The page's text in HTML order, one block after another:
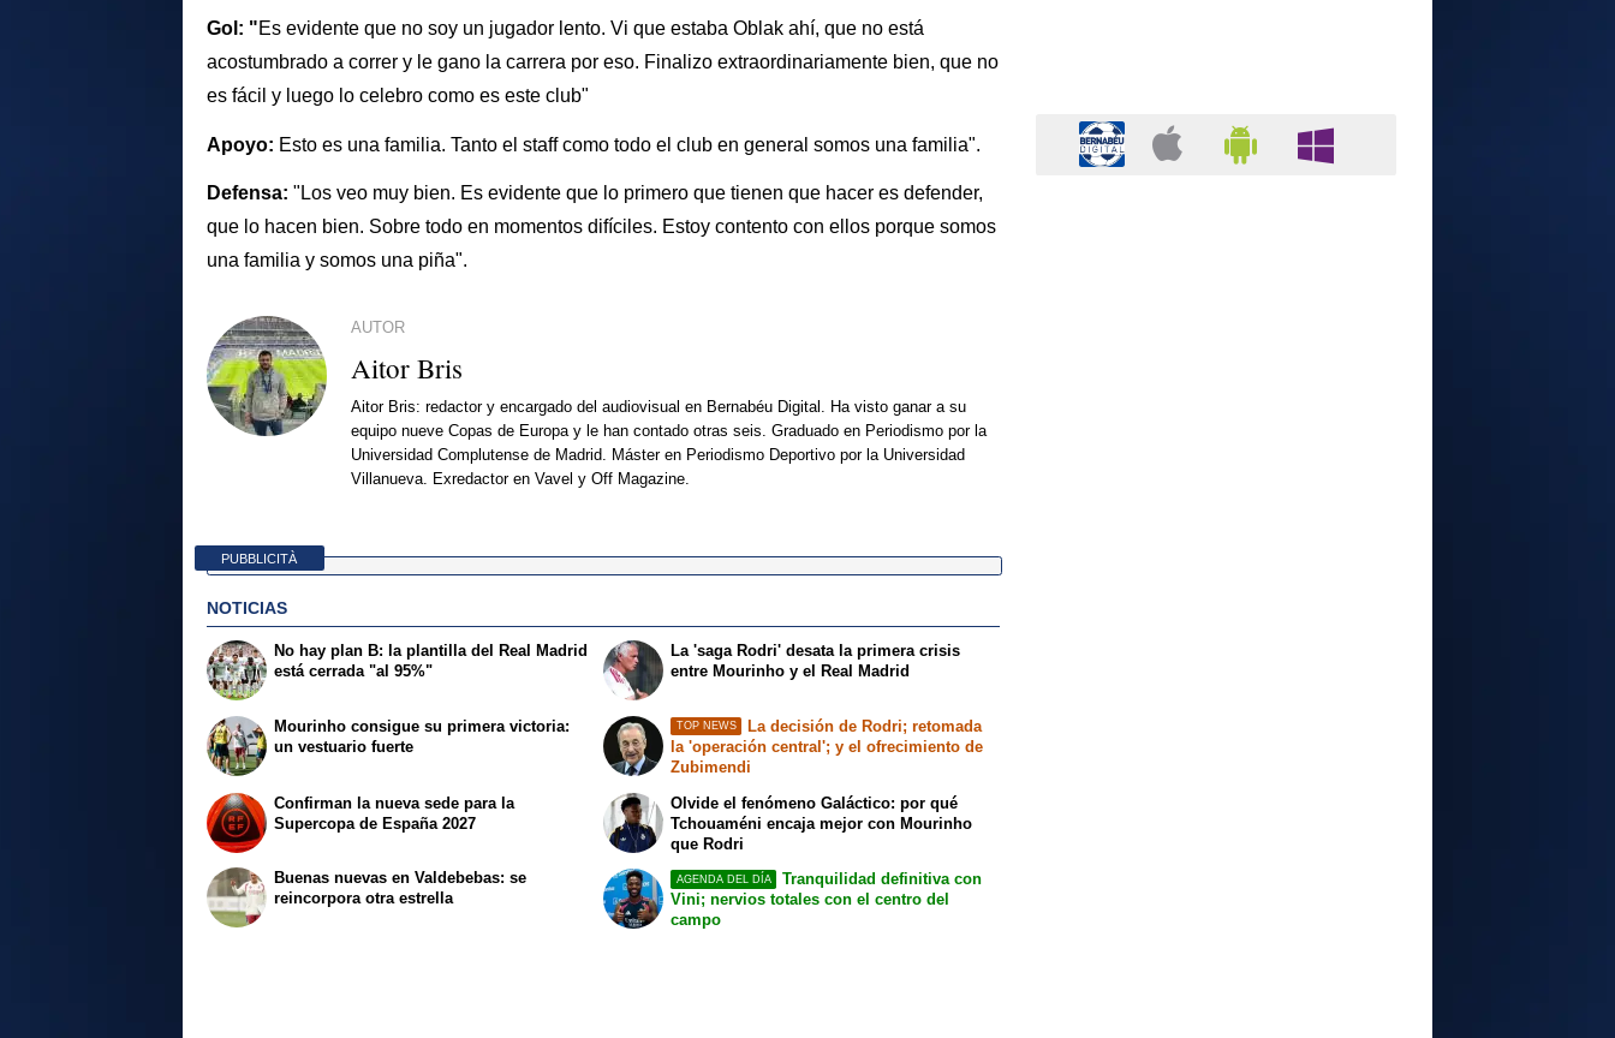
Gol: "Es evidente que no soy un jugador lento. Vi que estaba Oblak ahí, que no está
acostumbrado a correr y le gano la carrera por eso. Finalizo extraordinariamente bien, que no
es fácil y luego lo celebro como es este club"
Apoyo: Esto es una familia. Tanto el staff como todo el club en general somos una familia".
Defensa: "Los veo muy bien. Es evidente que lo primero que tienen que hacer es defender,
que lo hacen bien. Sobre todo en momentos difíciles. Estoy contento con ellos porque somos
una familia y somos una piña".
AUTOR
Aitor Bris
Aitor Bris: redactor y encargado del audiovisual en Bernabéu Digital. Ha visto ganar a su
equipo nueve Copas de Europa y le han contado otras seis. Graduado en Periodismo por la
Universidad Complutense de Madrid. Máster en Periodismo Deportivo por la Universidad
Villanueva. Exredactor en Vavel y Off Magazine.
PUBBLICITÀ
NOTICIAS
No hay plan B: la plantilla del Real Madrid
está cerrada "al 95%"
Mourinho consigue su primera victoria:
un vestuario fuerte
La 'saga Rodri' desata la primera crisis
entre Mourinho y el Real Madrid
TOP NEWS
La decisión de Rodri; retomada
la 'operación central'; y el ofrecimiento de
Zubimendi
Confirman la nueva sede para la
Supercopa de España 2027
Buenas nuevas en Valdebebas: se
reincorpora otra estrella
Olvide el fenómeno Galáctico: por qué
Tchouaméni encaja mejor con Mourinho
que Rodri
AGENDA DEL DÍA
Tranquilidad definitiva con
Vini; nervios totales con el centro del
campo